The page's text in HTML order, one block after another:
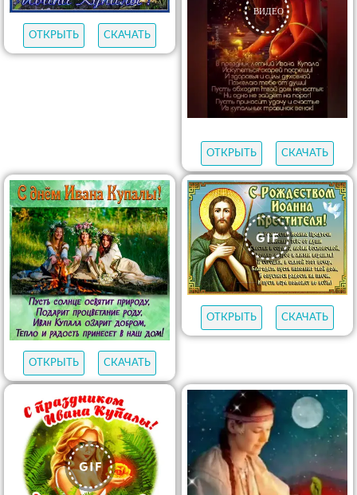
ОТКРЫТЬ СКАЧАТЬ
ОТКРЫТЬ СКАЧАТЬ
ОТКРЫТЬ СКАЧАТЬ
ОТКРЫТЬ СКАЧАТЬ